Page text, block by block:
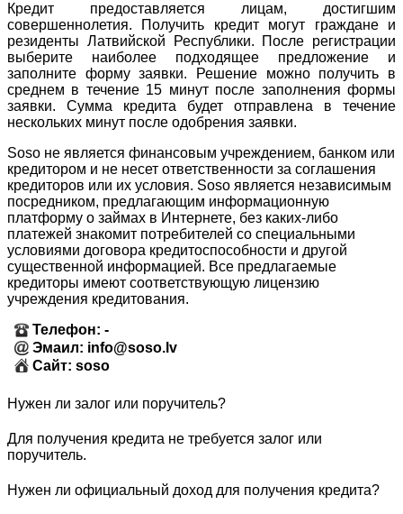
Кредит предоставляется лицам, достигшим
совершеннолетия. Получить кредит могут граждане и
резиденты Латвийской Республики. После регистрации
выберите наиболее подходящее предложение и
заполните форму заявки. Решение можно получить в
среднем в течение 15 минут после заполнения формы
заявки. Сумма кредита будет отправлена в течение
нескольких минут после одобрения заявки.
Soso не является финансовым учреждением, банком или
кредитором и не несет ответственности за соглашения
кредиторов или их условия. Soso является независимым
посредником, предлагающим информационную
платформу о займах в Интернете, без каких-либо
платежей знакомит потребителей со специальными
условиями договора кредитоспособности и другой
существенной информацией. Все предлагаемые
кредиторы имеют соответствующую лицензию
учреждения кредитования.
Телефон: -
Эмаил: info@soso.lv
Сайт: soso
Нужен ли залог или поручитель?
Для получения кредита не требуется залог или
поручитель.
Нужен ли официальный доход для получения кредита?